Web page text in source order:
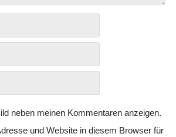
neben meinen Kommentaren anzeigen.
und Website in diesem Browser für